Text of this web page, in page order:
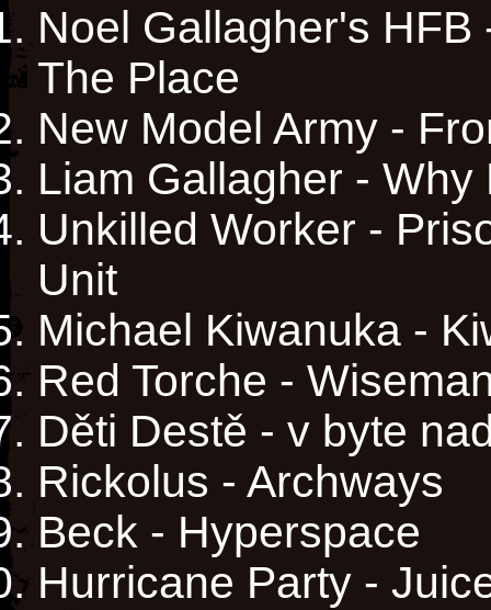
Noel Gallagher's
The Place
New Model Army -
Liam Gallagher - Why
Unkilled Worker -
Unit
Michael Kiwanuka -
Red Torche -
Děti Destě - v byte
Rickolus - Archways
Beck - Hyperspace
Hurricane Party -